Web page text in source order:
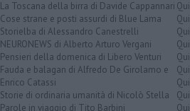
La Toscana della birra di Davide Cappannari
Cose strane e posti assurdi di Blue Lama
Storielba di Alessandro Canestrelli
NEURONEWS di Alberto Arturo Vergani
Pensieri della domenica di Libero Venturi
Fauda e balagan di Alfredo De Girolamo e
Enrico Catassi
Storie di ordinaria umanità di Nicolò Stella
Parole in viaggio di Tito Barbini